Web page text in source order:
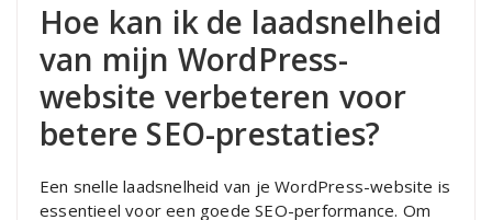
Hoe kan ik de laadsnelheid
van mijn WordPress-
website verbeteren voor
betere SEO-prestaties?
Een snelle laadsnelheid van je WordPress-website is
essentieel voor een goede SEO-performance. Om